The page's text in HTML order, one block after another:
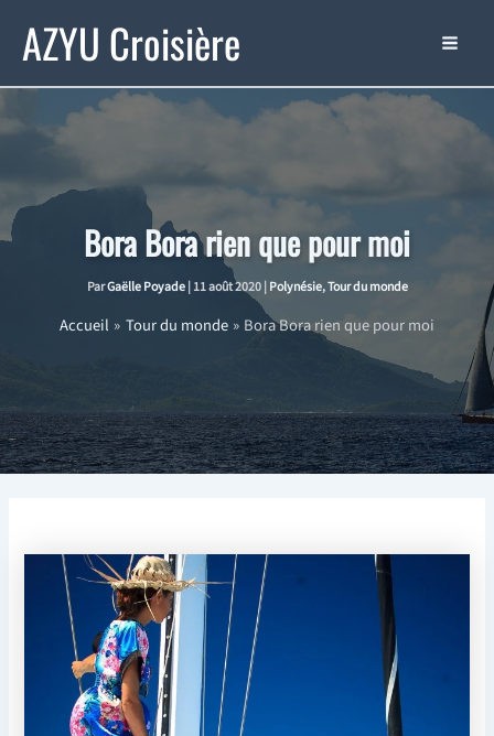
contenu
AZYU Croisière
Bora Bora rien que pour moi
ParGaëlle Poyade|11 août 2020|Polynésie,Tour du monde
Accueil Tour du monde Bora Bora rien que pour moi